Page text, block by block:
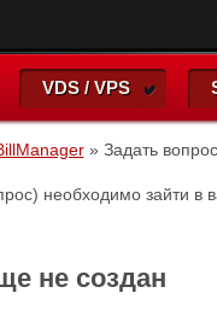
VDS / VPS
» Задать
необходимо зайти
не создан